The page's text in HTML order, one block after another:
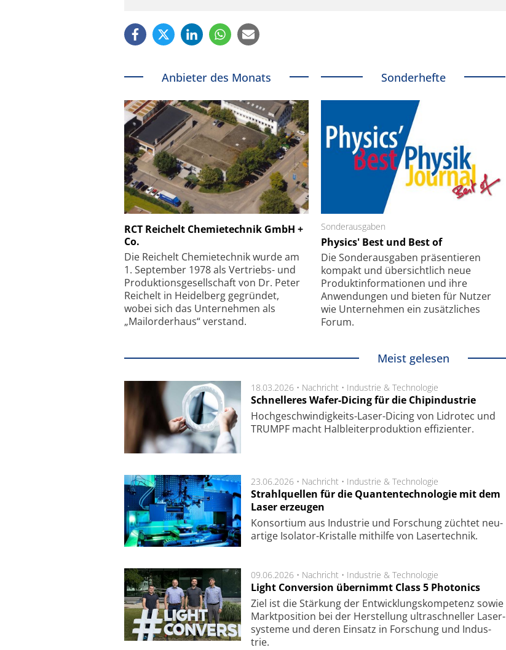
Anbieter des Monats
RCT Reichelt Chemietechnik GmbH +
Co.
Die Reichelt Chemietechnik wurde am
1. September 1978 als Vertriebs- und
Produktionsgesellschaft von Dr. Peter
Reichelt in Heidelberg gegründet,
wobei sich das Unternehmen als
„Mailorderhaus“ verstand.
Sonderhefte
Sonderausgaben
Physics' Best und Best of
Die Sonder­ausgaben präsentieren
kompakt und übersichtlich neue
Produkt­informationen und ihre
Anwendungen und bieten für Nutzer
wie Unternehmen ein zusätzliches
Forum.
Schäfter + Kirchhoff GmbH
Feinfokussierungsmechanismus
Elektronenmikroskopie auf
kleinstem Raum
Meist gelesen
18.03.2026 • Nachricht • Industrie & Technologie
Schnelleres Wafer-Dicing für die Chipindustrie
Hoch­ge­schwin­dig­keits-Laser-Dicing von Lidrotec und
TRUMPF macht Halb­lei­ter­pro­duk­tion ef­fi­zien­ter.
23.06.2026 • Nachricht • Industrie & Technologie
Strahlquellen für die Quantentechnologie mit dem
Laser erzeugen
Kon­sor­tium aus In­dus­trie und For­schung züch­tet neu­
ar­ti­ge Iso­lator-Kris­tal­le mit­hil­fe von Laser­tech­nik.
09.06.2026 • Nachricht • Industrie & Technologie
Light Conversion übernimmt Class 5 Photonics
Ziel ist die Stär­kung der Ent­wick­lungs­kom­pe­tenz sowie
Markt­po­si­tion bei der Her­stel­lung ul­tra­schnel­ler Laser­
sys­te­me und de­ren Ein­satz in For­schung und In­dus­
trie.